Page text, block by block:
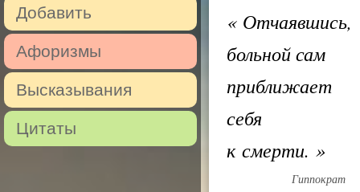
Добавить
Афоризмы
Высказывания
Цитаты
«Отчаявшись,
больной сам
приближает
себя
к смерти. »
Гиппократ